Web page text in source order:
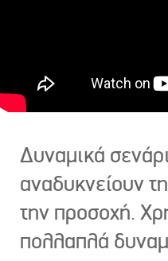
Δυναμικά
αναδυκνείουν
την προσοχή.
πολλαπλά